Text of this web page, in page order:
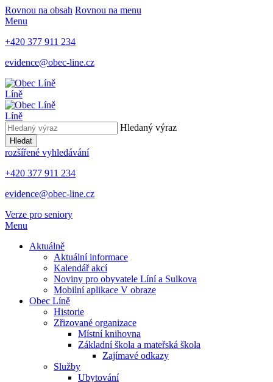
Rovnou na obsah Rovnou na menu
Menu
+420 377 911 234
evidence@obec-line.cz
Líně
Líně
Hledaný výraz
Hledat
rozšířené vyhledávání
+420 377 911 234
evidence@obec-line.cz
Verze pro seniory
Menu
Aktuálně
Aktuální informace
Kalendář akcí
Noviny pro obyvatele Líní a Sulkova
Mobilní aplikace V obraze
Obec Líně
Historie
Zřizované organizace
Místní knihovna
Základní škola a mateřská škola
Zajímavé odkazy
Služby
Ubytování